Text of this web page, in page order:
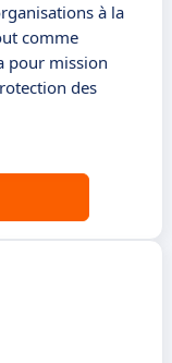
à la
comme
pour mission
des